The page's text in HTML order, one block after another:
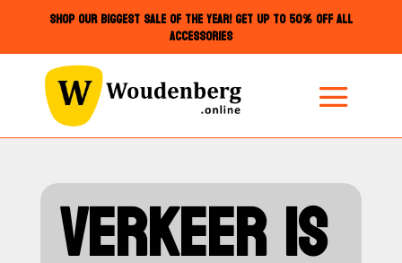
SHOP OUR BIGGEST SALE OF THE YEAR! GET UP TO 50% OFF ALL
ACCESSORIES
VERKEER IS